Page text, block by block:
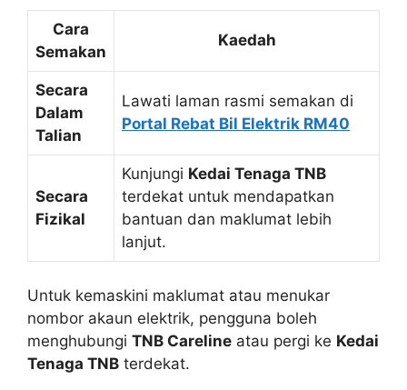
Cara
Semakan
Kaedah
Secara
Dalam
Talian
Lawati laman rasmi semakan di
Portal Rebat Bil Elektrik RM40
Secara
Fizikal
Kunjungi Kedai Tenaga TNB
terdekat untuk mendapatkan
bantuan dan maklumat lebih
lanjut.
Untuk kemaskini maklumat atau menukar
nombor akaun elektrik, pengguna boleh
menghubungi TNB Careline atau pergi ke Kedai
Tenaga TNB terdekat.